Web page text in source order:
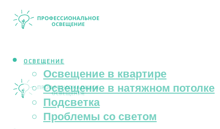
ОСВЕЩЕНИЕ
Освещение в квартире
Освещение в натяжном потолке
Подсветка
Проблемы со светом